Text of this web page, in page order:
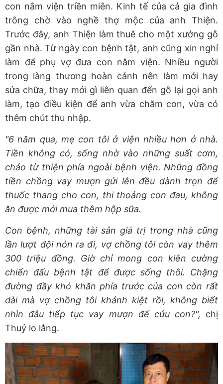
con nằm viện triền miên. Kinh tế của cả gia đình
trông chờ vào nghề thợ mộc của anh Thiện.
Trước đây, anh Thiện làm thuê cho một xưởng gỗ
gần nhà. Từ ngày con bệnh tật, anh cũng xin nghỉ
làm để phụ vợ đưa con nằm viện. Nhiều người
trong làng thương hoàn cảnh nên làm mới hay
sửa chữa, thay mới gì liên quan đến gỗ lại gọi anh
làm, tạo điều kiện để anh vừa chăm con, vừa có
thêm chút thu nhập.
"6 năm qua, mẹ con tôi ở viện nhiều hơn ở nhà.
Tiền không có, sống nhờ vào những suất cơm,
cháo từ thiện phía ngoài bệnh viện. Những đồng
tiền chồng vay mượn gửi lên đều dành trọn để
thuốc thang cho con, thi thoảng con đau, không
ăn được mới mua thêm hộp sữa.
Con bệnh, những tài sản giá trị trong nhà cũng
lần lượt đội nón ra đi, vợ chồng tôi còn vay thêm
300 triệu đồng. Giờ chỉ mong con kiên cường
chiến đấu bệnh tật để được sống thôi. Chặng
đường đầy khó khăn phía trước của con còn rất
dài mà vợ chồng tôi khánh kiệt rồi, không biết
nhìn đâu tiếp tục vay mượn để cứu con?", chị
Thuỷ lo lắng.